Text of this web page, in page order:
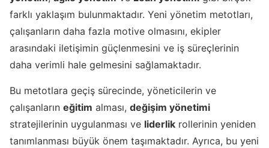
farklı yaklaşım bulunmaktadır. Yeni yönetim metotları,
çalışanların daha fazla motive olmasını, ekipler
arasındaki iletişimin güçlenmesini ve iş süreçlerinin
daha verimli hale gelmesini sağlamaktadır.
Bu metotlara geçiş sürecinde, yöneticilerin ve
çalışanların eğitim alması, değişim yönetimi
stratejilerinin uygulanması ve liderlik rollerinin yeniden
tanımlanması büyük önem taşımaktadır. Ayrıca, bu yeni